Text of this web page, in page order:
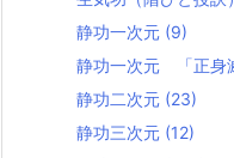
静功一次元 (9)
静功一次元 「正身
静功二次元 (23)
静功三次元 (12)